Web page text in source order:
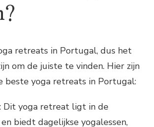
retreats in Portugal, dus het
om de juiste te vinden. Hier zijn
beste yoga retreats in Portugal:
: Dit yoga retreat ligt in de
biedt dagelijkse yogalessen,